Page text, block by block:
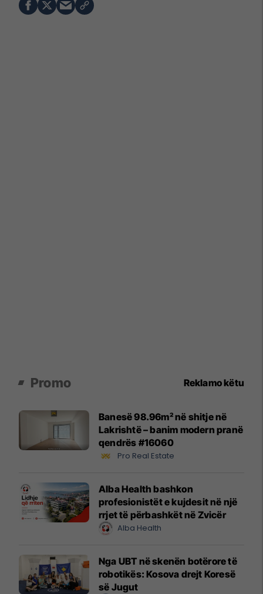
Promo Reklamo këtu
Banesë 98.96m² në shitje në
Lakrishtë – banim modern pranë
qendrës #16060
Pro Real Estate
Alba Health bashkon
profesionistët e kujdesit në një
rrjet të përbashkët në Zvicër
Alba Health
Nga UBT në skenën botërore të
robotikës: Kosova drejt Koresë
së Jugut